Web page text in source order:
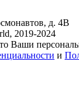
д. 4В
2019-2024
Ваши
и